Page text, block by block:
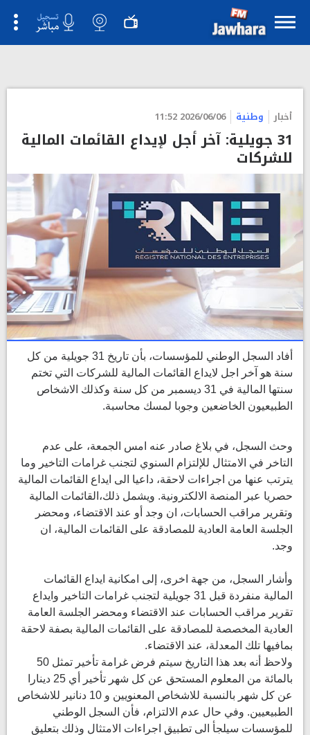
أخبار وطنية 2026/06/06 11:52
31 جويلية: آخر أجل لإيداع القائمات المالية
للشركات
أفاد السجل الوطني للمؤسسات، بأن تاريخ 31 جويلية من كل
سنة هو آخر اجل لايداع القائمات المالية للشركات التي تختم
سنتها المالية في 31 ديسمبر من كل سنة وكذلك الاشخاص
الطبيعيون الخاضعين وجوبا لمسك محاسبة.
وحث السجل، في بلاغ صادر عنه امس الجمعة، على عدم
التاخر في الامتثال للإلتزام السنوي لتجنب غرامات التاخير وما
يترتب عنها من اجراءات لاحقة، داعيا الى ايداع القائمات المالية
حصريا عبر المنصة الالكترونية. ويشمل ذلك،القائمات المالية
وتقرير مراقب الحسابات، ان وجد أو عند الاقتضاء، ومحضر
الجلسة العامة العادية للمصادقة على القائمات المالية، ان
وجد.
وأشار السجل، من جهة اخرى، إلى امكانية ايداع القائمات
المالية منفردة قبل 31 جويلية لتجنب غرامات التاخير وايداع
تقرير مراقب الحسابات عند الاقتضاء ومحضر الجلسة العامة
العادية المخصصة للمصادقة على القائمات المالية بصفة لاحقة
بمافيها تلك المعدلة، عند الاقتضاء.
ولاحظ أنه بعد هذا التاريخ سيتم فرض غرامة تأخير تمثل 50
بالمائة من المعلوم المستحق عن كل شهر تأخير أي 25 دينارا
عن كل شهر بالنسبة للاشخاص المعنويين و 10 دنانير للاشخاص
الطبيعيين. وفي حال عدم الالتزام، فأن السجل الوطني
للمؤسسات سيلجأ الى تطبيق اجراءات الامتثال وذلك بتعليق